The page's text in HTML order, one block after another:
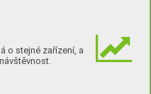
o stejné zařízení, a
má v hlavě srovnané a to, co
chtěl, je usadit se.